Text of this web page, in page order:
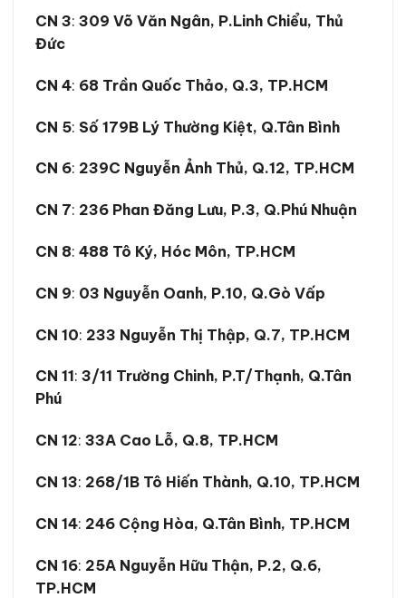
CN 3: 309 Võ Văn Ngân, P.Linh Chiểu, Thủ
Đức
CN 4: 68 Trần Quốc Thảo, Q.3, TP.HCM
CN 5: Số 179B Lý Thường Kiệt, Q.Tân Bình
CN 6: 239C Nguyễn Ảnh Thủ, Q.12, TP.HCM
CN 7: 236 Phan Đăng Lưu, P.3, Q.Phú Nhuận
CN 8: 488 Tô Ký, Hóc Môn, TP.HCM
CN 9: 03 Nguyễn Oanh, P.10, Q.Gò Vấp
CN 10: 233 Nguyễn Thị Thập, Q.7, TP.HCM
CN 11: 3/11 Trường Chinh, P.T/Thạnh, Q.Tân
Phú
CN 12: 33A Cao Lỗ, Q.8, TP.HCM
CN 13: 268/1B Tô Hiến Thành, Q.10, TP.HCM
CN 14: 246 Cộng Hòa, Q.Tân Bình, TP.HCM
CN 16: 25A Nguyễn Hữu Thận, P.2, Q.6,
TP.HCM